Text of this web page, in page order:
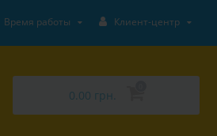
Время работы Клиент-центр
0.00 грн.